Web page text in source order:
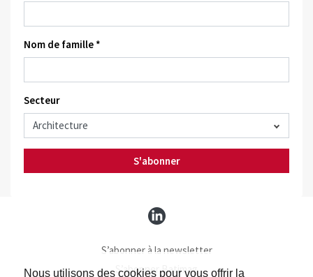
Nous utilisons des cookies pour vous offrir la
Nom de famille *
Secteur
S'abonner
S’abonner à la newsletter
S’abonner Batimag